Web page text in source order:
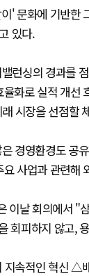
' 문화에 기반한
있다.
런싱의 경과를
화로 실적 개선
시장을 선점할
경영환경도 공
사업과 관련해
이날 회의에서 "
회피하지 않고,
속적인 혁신 △